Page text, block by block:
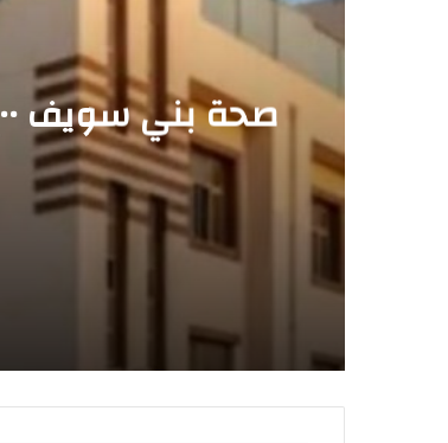
صحة بني سويف ٠٠إنقاذ طفلة من الاختناق بعد ابتلاع عملة معدنية